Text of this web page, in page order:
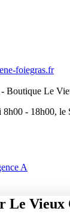
foiegras.fr
Boutique Le
- 18h00, le
A
Le Vieux